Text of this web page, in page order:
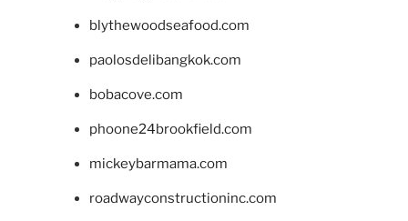
blythewoodseafood.com
paolosdelibangkok.com
bobacove.com
phoone24brookfield.com
mickeybarmama.com
roadwayconstructioninc.com